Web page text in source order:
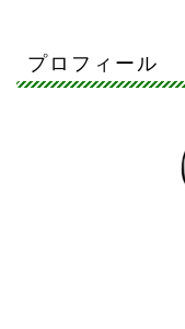
プロフィール